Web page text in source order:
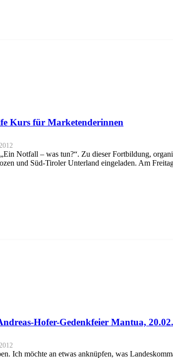
Kurs für Marketenderinnen
Notfall – was tun?“. Zu dieser Fortbildung,
und Süd-Tiroler Unterland eingeladen. Am
Hofer-Gedenkfeier Mantua,
Ich möchte an etwas anknüpfen, was